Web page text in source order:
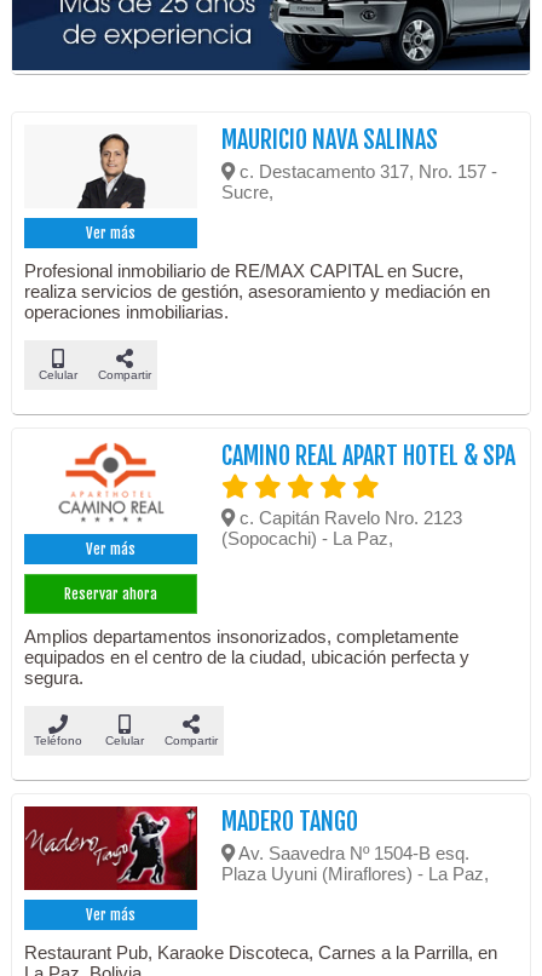
Ver más
MAURICIO NAVA SALINAS
c. Destacamento 317, Nro. 157 -
Sucre,
Profesional inmobiliario de RE/MAX CAPITAL en Sucre,
realiza servicios de gestión, asesoramiento y mediación en
operaciones inmobiliarias.
Celular Compartir
Ver más
Reservar ahora
CAMINO REAL APART HOTEL & SPA
c. Capitán Ravelo Nro. 2123
(Sopocachi) - La Paz,
Amplios departamentos insonorizados, completamente
equipados en el centro de la ciudad, ubicación perfecta y
segura.
Teléfono Celular Compartir
Ver más
MADERO TANGO
Av. Saavedra Nº 1504-B esq.
Plaza Uyuni (Miraflores) - La Paz,
Restaurant Pub, Karaoke Discoteca, Carnes a la Parrilla, en